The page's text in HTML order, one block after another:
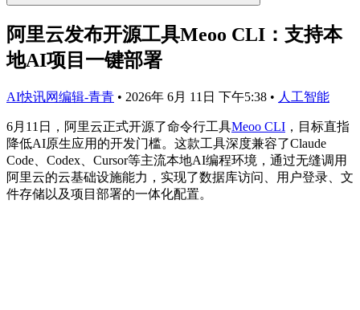
阿里云发布开源工具Meoo CLI：支持本
地AI项目一键部署
AI快讯网编辑-青青 • 2026年 6月 11日 下午5:38 • 人工智能
6月11日，阿里云正式开源了命令行工具Meoo CLI ，目标直指
降低AI原生应用的开发门槛。这款工具深度兼容了Claude
Code、Codex、Cursor等主流本地AI编程环境，通过无缝调用
阿里云的云基础设施能力，实现了数据库访问、用户登录、文
件存储以及项目部署的一体化配置。